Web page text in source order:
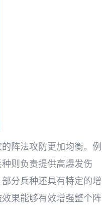
阵法攻防更加均衡。例
则负责提供高爆发伤
分兵种还具有特定的增
果能够有效增强整个阵